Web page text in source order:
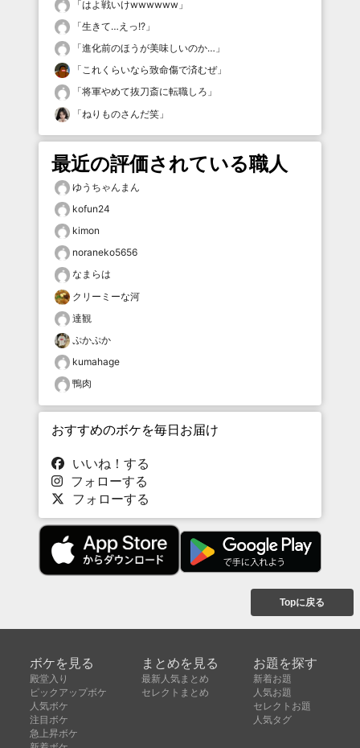
「はよ戦いけwwwwww 」
「生きて…えっ!? 」
「進化前のほうが美味しいのか… 」
「これくらいなら致命傷で済むぜ」
「将軍やめて抜刀斎に転職しろ 」
「ねりものさんだ笑 」
最近の評価されている職人
ゆうちゃんまん
kofun24
kimon
noraneko5656
なまらは
クリーミーな河
達観
ぷかぷか
kumahage
鴨肉
おすすめのボケを毎日お届け
いいね！する
フォローする
フォローする
Topに戻る
ボケを見る
殿堂入り
ピックアップボケ
人気ボケ
注目ボケ
急上昇ボケ
まとめを見る
最新人気まとめ
セレクトまとめ
お題を探す
新着お題
人気お題
セレクトお題
人気タグ